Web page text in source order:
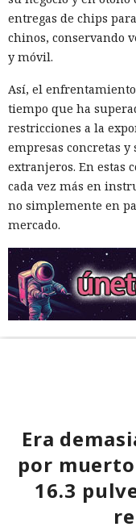
entregas de chips
chinos, conservando
y móvil.
Así, el
tiempo que ha
restricciones a la
empresas concretas
extranjeros. En estas
cada vez más en
no simplemente en
mercado.
Era
por
16.3